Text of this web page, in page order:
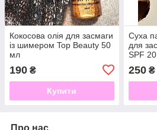
Кокосова олія для засмаги
із шимером Top Beauty 50
мл
190 ₴
Купити
Суха
для
SPF
250₴
Про нас